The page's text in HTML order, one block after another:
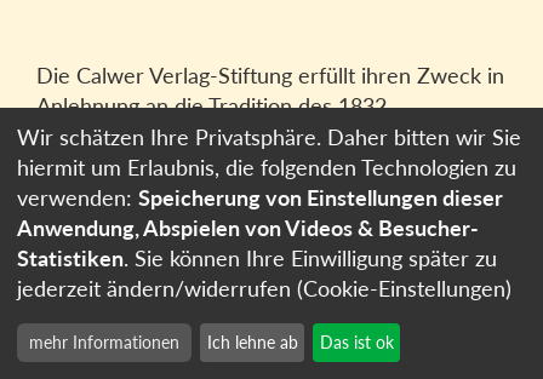
Die Calwer Verlag-Stiftung erfüllt ihren Zweck in
Anlehnung an die Tradition des 1832
gegründeten Calwer Verlagsvereins, der
heutigen Calwer Verlag Bücher und Medien
GmbHin Stuttgart.
Impressum
Datenschutzerklärung
Cookie-Einstellungen
Wir schätzen Ihre Privatsphäre. Daher bitten wir Sie
hiermit um Erlaubnis, die folgenden Technologien zu
verwenden: Speicherung von Einstellungen dieser
Anwendung, Abspielen von Videos & Besucher-
Statistiken. Sie können Ihre Einwilligung später zu
jederzeit ändern/widerrufen (Cookie-Einstellungen)
mehr Informationen Ich lehne ab Das ist ok